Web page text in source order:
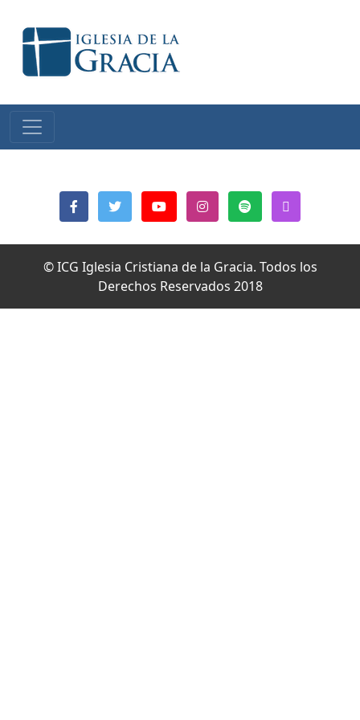
© ICG Iglesia Cristiana de la Gracia. Todos los
Derechos Reservados 2018